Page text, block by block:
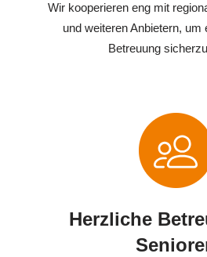
Wir kooperieren eng mit
und weiteren Anbietern, um
Betreuung
Herzliche